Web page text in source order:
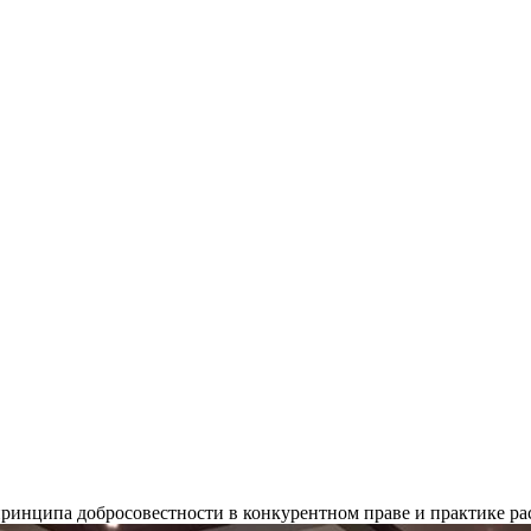
добросовестности в конкурентном праве и практике